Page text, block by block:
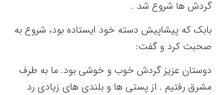
گردش ها شروع شد .
بابک که پیشاپیش دسته خود ایستاده بود، شروع به
صحبت کرد و گفت:
دوستان عزیز گردش خوب و خوشی بود. ما به طرف
مشرق رفتیم . از پستی ها و بلندی های زیادی رد